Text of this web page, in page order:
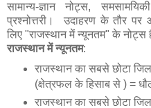
सामान्य-ज्ञान नोट्स,
प्रश्नोत्तरी। उदाहरण के तौर
लिए "राजस्थान में न्यूनतम" के नोट्स
राजस्थान में न्यूनतम:
राजस्थान का सबसे छोटा
(क्षेत्रफल के हिसाब से ) =
राजस्थान का सबसे छोटा